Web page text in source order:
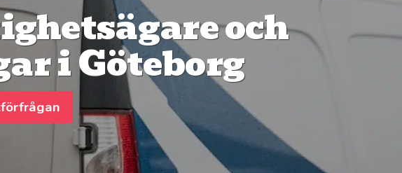
och
i Göteborg